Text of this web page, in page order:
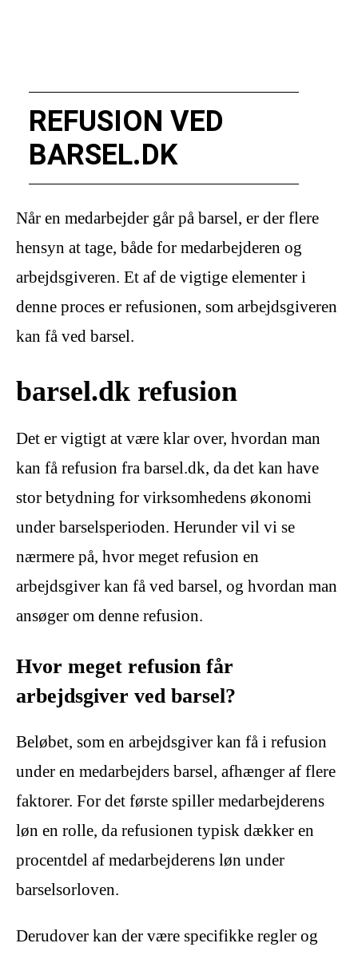
REFUSION VED
BARSEL.DK
Når en medarbejder går på barsel, er der flere
hensyn at tage, både for medarbejderen og
arbejdsgiveren. Et af de vigtige elementer i
denne proces er refusionen, som arbejdsgiveren
kan få ved barsel.
barsel.dk refusion
Det er vigtigt at være klar over, hvordan man
kan få refusion fra barsel.dk, da det kan have
stor betydning for virksomhedens økonomi
under barselsperioden. Herunder vil vi se
nærmere på, hvor meget refusion en
arbejdsgiver kan få ved barsel, og hvordan man
ansøger om denne refusion.
Hvor meget refusion får
arbejdsgiver ved barsel?
Beløbet, som en arbejdsgiver kan få i refusion
under en medarbejders barsel, afhænger af flere
faktorer. For det første spiller medarbejderens
løn en rolle, da refusionen typisk dækker en
procentdel af medarbejderens løn under
barselsorloven.
Derudover kan der være specifikke regler og